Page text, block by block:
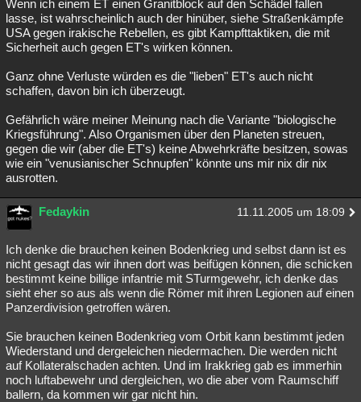
Wenn ich einem ET einen Granitblock auf den Schädel fallen
lasse, ist wahrscheinlich auch der hinüber, siehe Straßenkämpfe
USA gegen irakische Rebellen, es gibt Kampfttaktiken, die mit
Sicherheit auch gegen ET's wirken können.
Ganz ohne Verluste würden es die "lieben" ET's auch nicht
schaffen, davon bin ich überzeugt.
Gefährlich wäre meiner Meinung nach die Variante "biologische
Kriegsführung". Also Organismen über den Planeten streuen,
gegen die wir (aber die ET's) keine Abwehrkräfte besitzen, sowas
wie ein "venusianischer Schnupfen" könnte uns mir nix dir nix
ausrotten.
Fedaykin 11.11.2005 um 18:09
Ich denke die brauchen keinen Bodenkrieg und selbst dann ist es
nicht gesagt das wir ihnen dort was beifügen können, die schicken
bestimmt keine billige infantrie mit STurmgewehr, ich denke das
sieht eher so aus als wenn die Römer mit ihren Legionen auf einen
Panzerdivision getroffen wären.
Sie brauchen keinen Bodenkrieg vom Orbit kann bestimmt jeden
Wiederstand und dergeleichen niedermachen. Die werden nicht
auf Kollateralschaden achten. Und im Irakkrieg gab es immerhin
noch luftabewehr und dergleichen, wo die aber vom Raumschiff
ballern, da kommen wir gar nicht hin.